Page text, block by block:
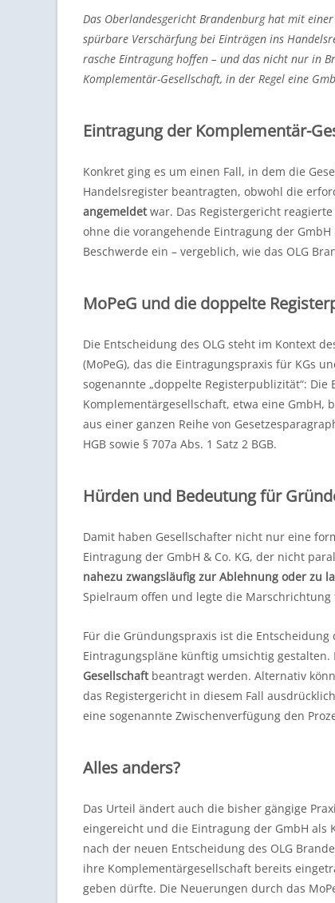
Das Oberlandesgericht Brandenburg hat mit
spürbare Verschärfung bei Einträgen ins
rasche Eintragung hoffen – und das nicht nur in
Komplementär-Gesellschaft, in der Regel eine
Eintragung der Komplementär-
Konkret ging es um einen Fall, in dem die
Handelsregister beantragten, obwohl die
angemeldetwar. Das Registergericht
ohne die vorangehende Eintragung der
Beschwerde ein – vergeblich, wie das OLG
MoPeG und die doppelte
Die Entscheidung des OLG steht im Kontext
(MoPeG), das die Eintragungspraxis für KGs
sogenannte „doppelte Registerpublizität“:
Komplementärgesellschaft, etwa eine
aus einer ganzen Reihe von
HGB sowie § 707a Abs. 1 Satz 2 BGB.
Hürden und Bedeutung für
Damit haben Gesellschafter nicht nur eine
Eintragung der GmbH & Co. KG, der nicht
nahezu zwangsläufig zur Ablehnung oder zu
Spielraum offen und legte die
Für die Gründungspraxis ist die
Eintragungspläne künftig umsichtig gestalten.
Gesellschaftbeantragt werden. Alternativ
das Registergericht in diesem Fall
eine sogenannte Zwischenverfügung den
Alles anders?
Das Urteil ändert auch die bisher gängige
eingereicht und die Eintragung der GmbH als
nach der neuen Entscheidung des OLG
ihre Komplementärgesellschaft bereits
geben dürfte. Die Neuerungen durch das